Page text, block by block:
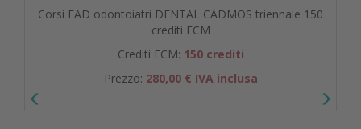
Corsi FAD odontoiatri DENTAL CADMOS triennale 150
crediti ECM
Crediti ECM: 150 crediti
Prezzo: 280,00 € IVA inclusa